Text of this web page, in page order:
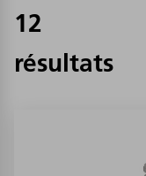
12
résultats